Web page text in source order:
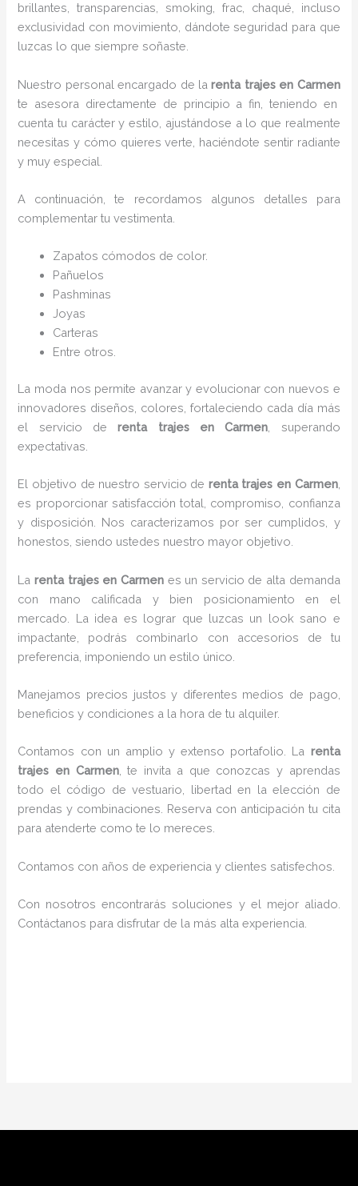
brillantes, transparencias, smoking, frac, chaqué, incluso
exclusividad con movimiento, dándote seguridad para que
luzcas lo que siempre soñaste.
Nuestro personal encargado de larenta trajes en Carmen
te asesora directamente de principio a fin, teniendo en
cuenta tu carácter y estilo, ajustándose a lo que realmente
necesitas y cómo quieres verte, haciéndote sentir radiante
y muy especial.
A continuación, te recordamos algunos detalles para
complementar tu vestimenta.
Zapatos cómodos de color.
Pañuelos
Pashminas
Joyas
Carteras
Entre otros.
La moda nos permite avanzar y evolucionar con nuevos e
innovadores diseños, colores, fortaleciendo cada día más
el servicio derenta trajes en Carmen , superando
expectativas.
El objetivo de nuestro servicio de renta trajes en Carmen,
es proporcionar satisfacción total, compromiso, confianza
y disposición. Nos caracterizamos por ser cumplidos, y
honestos, siendo ustedes nuestro mayor objetivo.
Larenta trajes en Carmen es un servicio de alta demanda
con mano calificada y bien posicionamiento en el
mercado. La idea es lograr que luzcas un look sano e
impactante, podrás combinarlo con accesorios de tu
preferencia, imponiendo un estilo único.
Manejamos precios justos y diferentes medios de pago,
beneficios y condiciones a la hora de tu alquiler.
Contamos con un amplio y extenso portafolio. La renta
trajes en Carmen, te invita a que conozcas y aprendas
todo el código de vestuario, libertad en la elección de
prendas y combinaciones. Reserva con anticipación tu cita
para atenderte como te lo mereces.
Contamos con años de experiencia y clientes satisfechos.
Con nosotros encontrarás soluciones y el mejor aliado.
Contáctanos para disfrutar de la más alta experiencia.